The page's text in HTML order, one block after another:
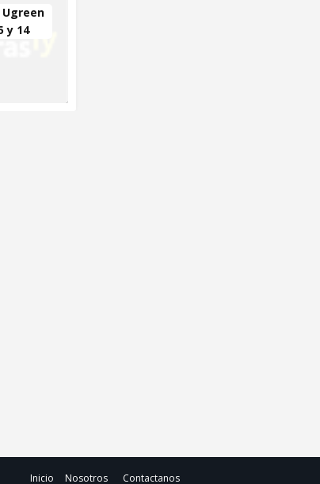
Ugreen
y 14
Inicio Nosotros Contactanos